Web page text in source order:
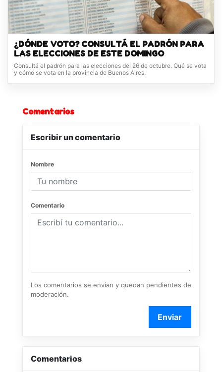
¿DÓNDE VOTO? CONSULTÁ EL PADRÓN PARA
LAS ELECCIONES DE ESTE DOMINGO
Consultá el padrón para las elecciones del 26 de octubre. Qué se vota
y cómo se vota en la provincia de Buenos Aires.
Comentarios
Escribir un comentario
Nombre
Comentario
Los comentarios se envían y quedan pendientes de
moderación.
Enviar
Comentarios